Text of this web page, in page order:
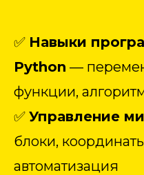
✅ Навыки
Python —
функции,
✅ Управление
блоки,
автоматизация